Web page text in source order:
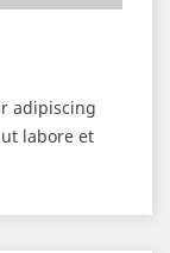
adipiscing
labore et